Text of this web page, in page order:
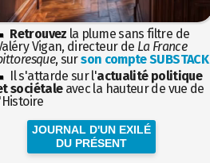
Retrouvez la plume sans filtre de
Vigan, directeur de La France
, surson compte SUBSTACK
Il s'attarde sur l'actualité politique
sociétaleavec la hauteur de vue de
JOURNAL D'UN EXILÉ
DU PRÉSENT